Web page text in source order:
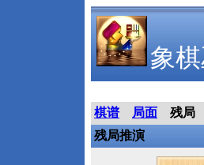
象
棋谱 局面
残局
残局推演